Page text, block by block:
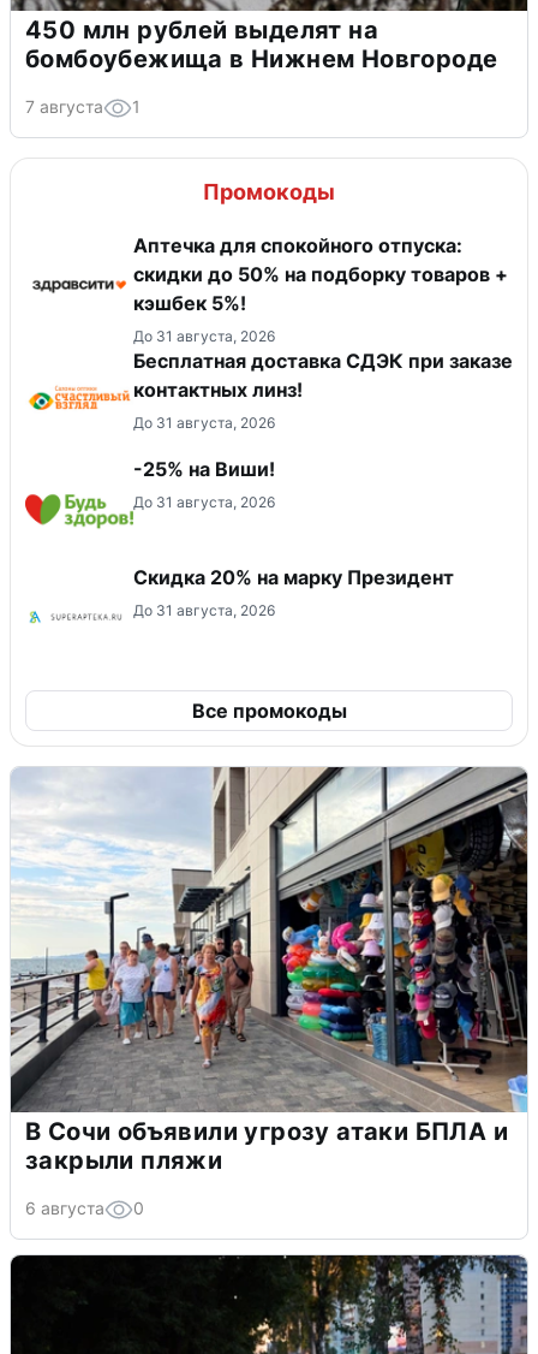
450 млн рублей выделят на
бомбоубежища в Нижнем Новгороде
7 августа 1
Промокоды
Аптечка для спокойного отпуска:
скидки до 50% на подборку товаров +
кэшбек 5%!
До 31 августа, 2026
Бесплатная доставка СДЭК при заказе
контактных линз!
До 31 августа, 2026
-25% на Виши!
До 31 августа, 2026
Скидка 20% на марку Президент
До 31 августа, 2026
Все промокоды
В Сочи объявили угрозу атаки БПЛА и
закрыли пляжи
6 августа 0